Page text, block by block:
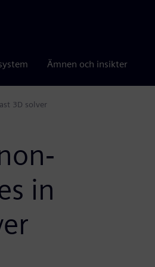
Ämnen och insikter
3D solver
in